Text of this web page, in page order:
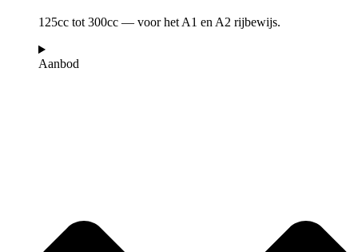
125cc tot 300cc — voor het A1 en A2 rijbewijs.
Aanbod